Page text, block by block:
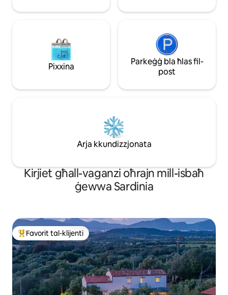
Pixxina
Parkeġġ bla ħlas fil-
post
Arja kkundizzjonata
Kirjiet għall-vaganzi oħrajn mill-isbaħ
ġewwa Sardinia
Wieħed mill-aqwa favoriti tal-klijenti
Favorit tal-klijenti